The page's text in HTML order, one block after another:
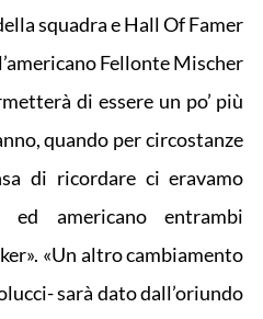
squadra e Hall Of Famer
Fellonte Mischer
di essere un po’ più
quando per circostanze
di ricordare ci eravamo
americano entrambi
«Un altro cambiamento
sarà dato dall’oriundo